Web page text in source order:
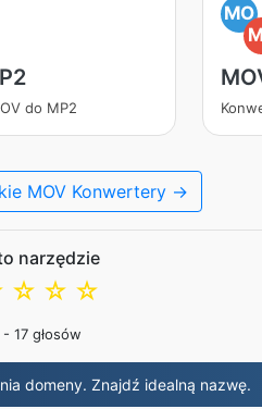
do MP2
MO
MOV Konwertery →
narzędzie
☆
☆
☆
- 17 głosów
domeny. Znajdź idealną nazwę.